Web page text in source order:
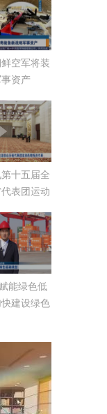
空军将装
资产
十五届全
表团运动
能绿色低
建设绿色